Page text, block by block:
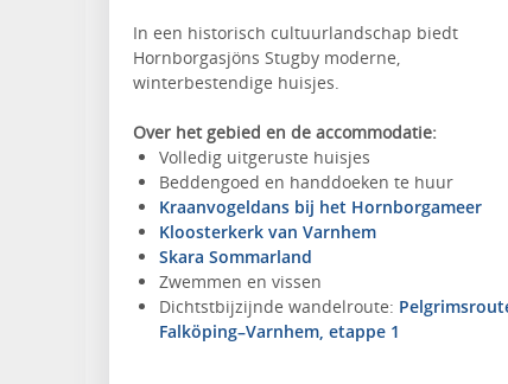
In een historisch cultuurlandschap biedt
Hornborgasjöns Stugby moderne,
winterbestendige huisjes.
Over het gebied en de accommodatie:
Volledig uitgeruste huisjes
Beddengoed en handdoeken te huur
Kraanvogeldans bij het Hornborgameer
Kloosterkerk van Varnhem
Skara Sommarland
Zwemmen en vissen
Dichtstbijzijnde wandelroute:
Falköping–Varnhem, etappe 1